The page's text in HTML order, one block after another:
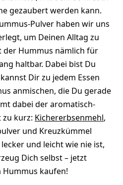
gezaubert werden kann.
Pulver haben wir uns
um Deinen Alltag zu
der Hummus nämlich für
haltbar. Dabei bist Du
Dir zu jedem Essen
anmischen, die Du gerade
dabei der aromatisch-
zu kurz: Kichererbsenmehl,
und Kreuzkümmel
und leicht wie nie ist,
Dich selbst – jetzt
kaufen!